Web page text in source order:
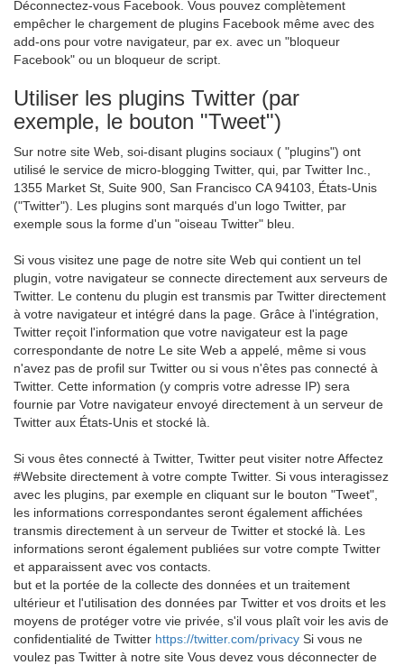
Déconnectez-vous Facebook. Vous pouvez complètement
empêcher le chargement de plugins Facebook même avec des
add-ons pour votre navigateur, par ex. avec un "bloqueur
Facebook" ou un bloqueur de script.
Utiliser les plugins Twitter (par
exemple, le bouton "Tweet")
Sur notre site Web, soi-disant plugins sociaux ( "plugins") ont
utilisé le service de micro-blogging Twitter, qui, par Twitter Inc.,
1355 Market St, Suite 900, San Francisco CA 94103, États-Unis
("Twitter"). Les plugins sont marqués d'un logo Twitter, par
exemple sous la forme d'un "oiseau Twitter" bleu.
Si vous visitez une page de notre site Web qui contient un tel
plugin, votre navigateur se connecte directement aux serveurs de
Twitter. Le contenu du plugin est transmis par Twitter directement
à votre navigateur et intégré dans la page. Grâce à l'intégration,
Twitter reçoit l'information que votre navigateur est la page
correspondante de notre Le site Web a appelé, même si vous
n'avez pas de profil sur Twitter ou si vous n'êtes pas connecté à
Twitter. Cette information (y compris votre adresse IP) sera
fournie par Votre navigateur envoyé directement à un serveur de
Twitter aux États-Unis et stocké là.
Si vous êtes connecté à Twitter, Twitter peut visiter notre Affectez
#Website directement à votre compte Twitter. Si vous interagissez
avec les plugins, par exemple en cliquant sur le bouton "Tweet",
les informations correspondantes seront également affichées
transmis directement à un serveur de Twitter et stocké là. Les
informations seront également publiées sur votre compte Twitter
et apparaissent avec vos contacts.
but et la portée de la collecte des données et un traitement
ultérieur et l'utilisation des données par Twitter et vos droits et les
moyens de protéger votre vie privée, s'il vous plaît voir les avis de
confidentialité de Twitter https://twitter.com/privacy Si vous ne
voulez pas Twitter à notre site Vous devez vous déconnecter de